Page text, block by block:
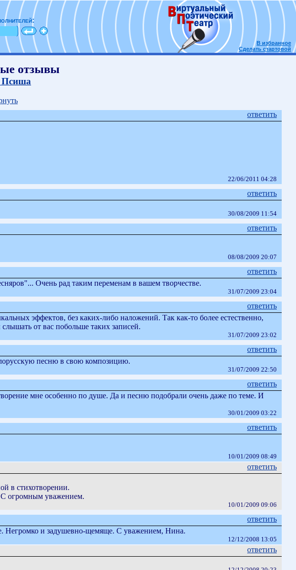
В избранное
Сделать стартовой
отзывы
ответить
22/06/2011 04:28
ответить
30/08/2009 11:54
ответить
08/08/2009 20:07
ответить
Очень рад таким переменам в вашем творчестве.
31/07/2009 23:04
ответить
эффектов, без каких-либо наложений. Так как-то более естественно,
от вас побольше таких записей.
31/07/2009 23:02
ответить
песню в свою композицию.
31/07/2009 22:50
ответить
мне особенно по душе. Да и песню подобрали очень даже по теме. И
30/01/2009 03:22
ответить
10/01/2009 08:49
ответить
в стихотворении.
С огромным уважением.
10/01/2009 09:06
ответить
Негромко и задушевно-щемяще. С уважением, Нина.
12/12/2008 13:05
ответить